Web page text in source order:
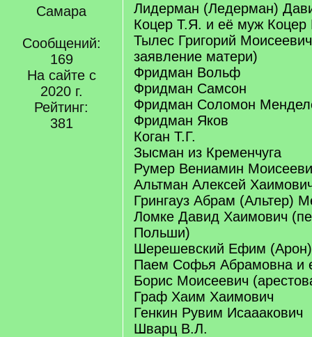
Самара
Сообщений:
169
На сайте с
2020 г.
Рейтинг:
381
Лидерман (Ледерман)
Коцер Т.Я. и её муж Коцер
Тылес Григорий
заявление матери)
Фридман Вольф
Фридман Самсон
Фридман Соломон
Фридман Яков
Коган Т.Г.
Зысман из Кременчуга
Румер Вениамин
Альтман Алексей
Грингауз Абрам (Альтер)
Ломке Давид Хаимович
Польши)
Шерешевский Ефим
Паем Софья Абрамовна и
Борис Моисеевич
Граф Хаим Хаимович
Генкин Рувим Исааакович
Шварц В.Л.